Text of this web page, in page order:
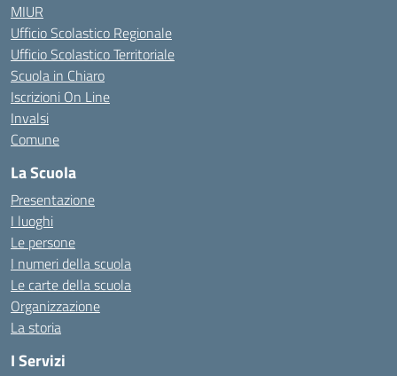
MIUR
Ufficio Scolastico Regionale
Ufficio Scolastico Territoriale
Scuola in Chiaro
Iscrizioni On Line
Invalsi
Comune
La Scuola
Presentazione
I luoghi
Le persone
I numeri della scuola
Le carte della scuola
Organizzazione
La storia
I Servizi